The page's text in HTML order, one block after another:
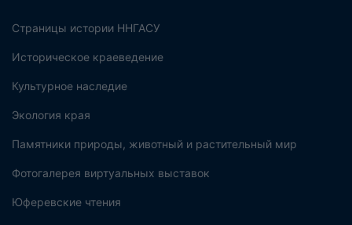
Страницы истории ННГАСУ
Историческое краеведение
Культурное наследие
Экология края
Памятники природы, животный и растительный мир
Фотогалерея виртуальных выставок
Юферевские чтения